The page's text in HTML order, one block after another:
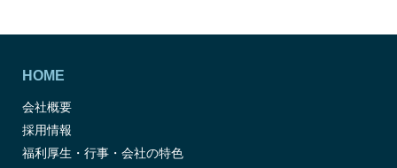
HOME
会社概要
採用情報
福利厚生・行事・会社の特色